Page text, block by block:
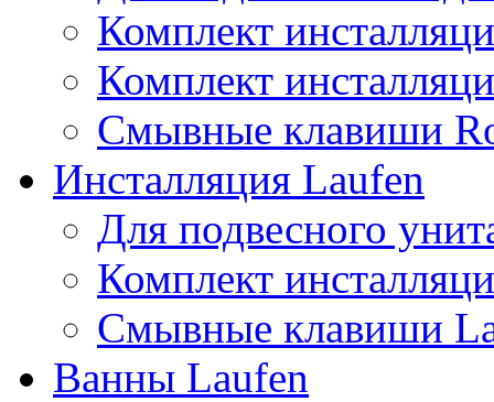
Комплект
Комплект
Смывные клавиши
Инсталляция Laufen
Для подвесного
Комплект
Смывные клавиши
Ванны Laufen